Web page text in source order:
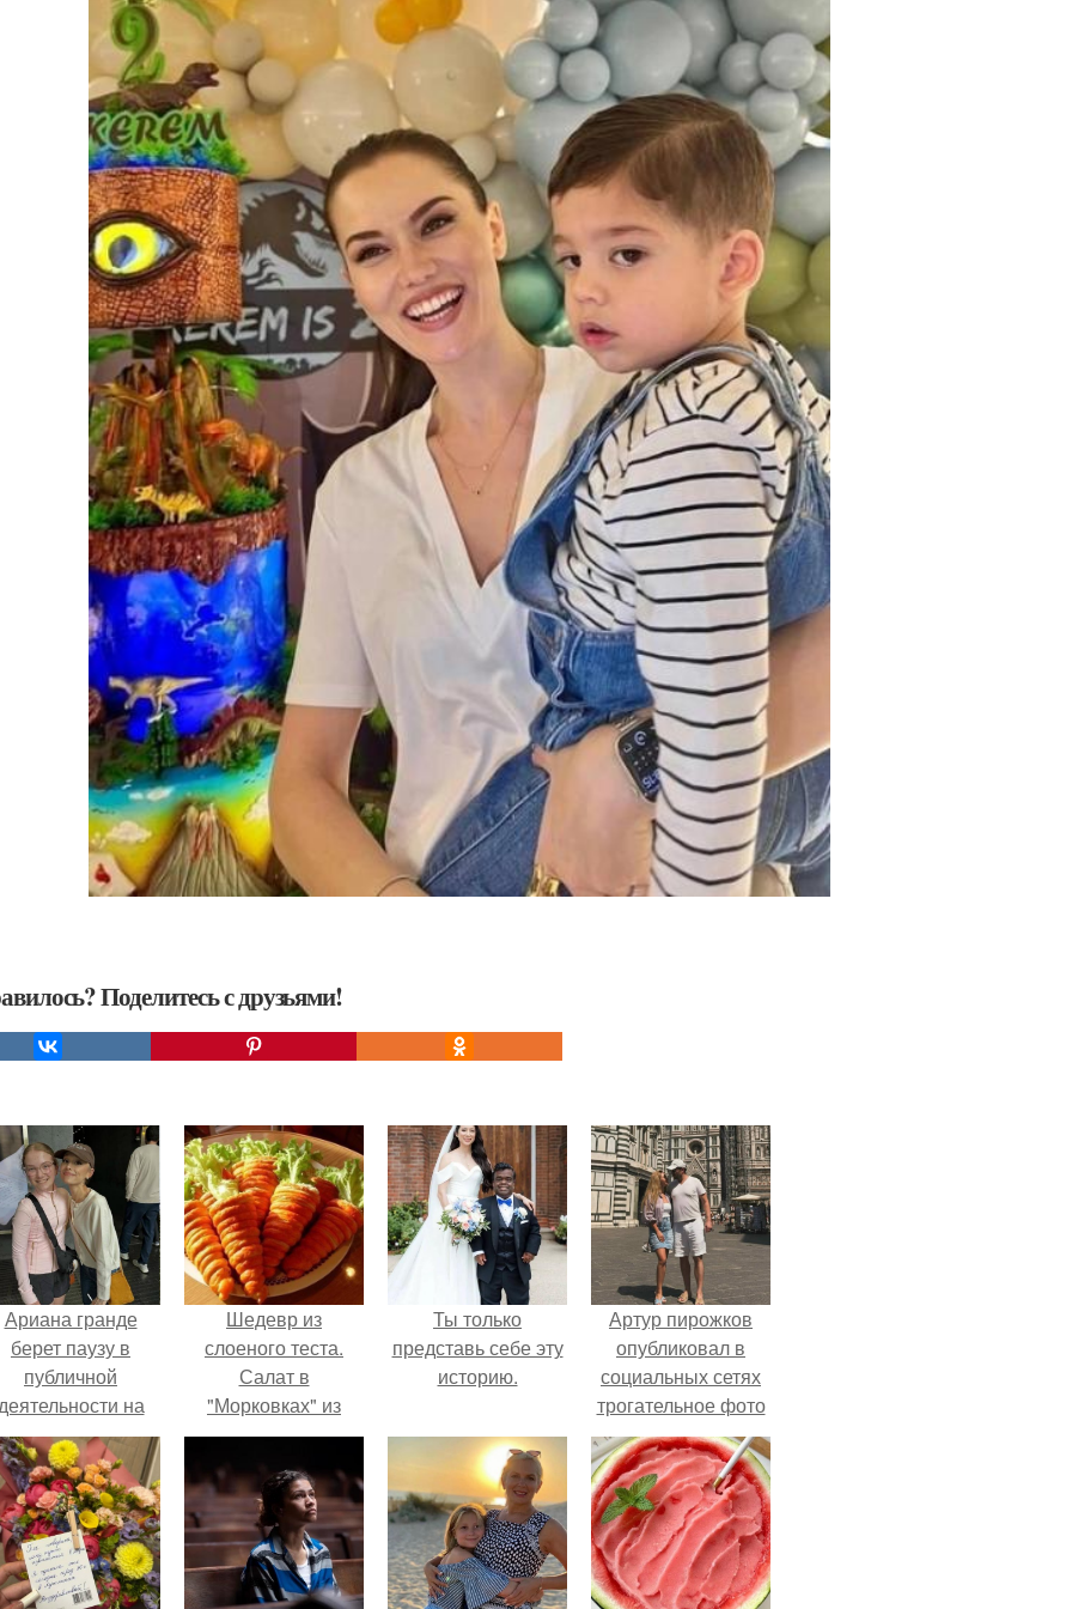
Поделитесь с друзьями!
Ариана гранде
берет паузу в
публичной
на
фоне слухов о
здоровье.
Шедевр из
слоеного теста.
Салат в
"Морковках" из
слоеного теста.
Ты только
представь себе эту
историю.
Артур пирожков
опубликовал в
социальных сетях
трогательное фото
с супругой
Анжеликой,
сделанное во
время их недавнего
путешествия в
Италию.